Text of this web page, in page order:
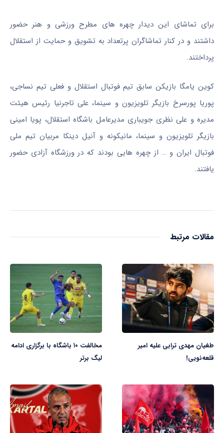
برای تماشای این دیدار چهره های مطرح ورزشی و هنر حضور
داشتند و در کنار تماشاگران پرتعداد به تشویق و حمایت از استقلال
پرداختند.
کوین یامگا بازیکن سابق تیم فوتبال استقلال و فعلی تیم نساجی،
پوریا پورسرخ بازیگر تلویزیون و سینما، علی تاجرنیا رئیس هیئت
مدیره و علی نظری جویباری مدیرعامل باشگاه استقلال، پویا امینی
بازیگر تلویزیون و سینما، مانیکونه و آنیل دینکا مربیان تیم ملی
فوتبال ایران و … از چهره هایی بودند که در ورزشگاه آزادی حضور
یافتند.
مقالات مرتبط
طغیان مهدی ترابی علیه امیر
قلعه‌نویی!
مخالفت ۱۰ باشگاه با برگزاری ادامه
لیگ برتر